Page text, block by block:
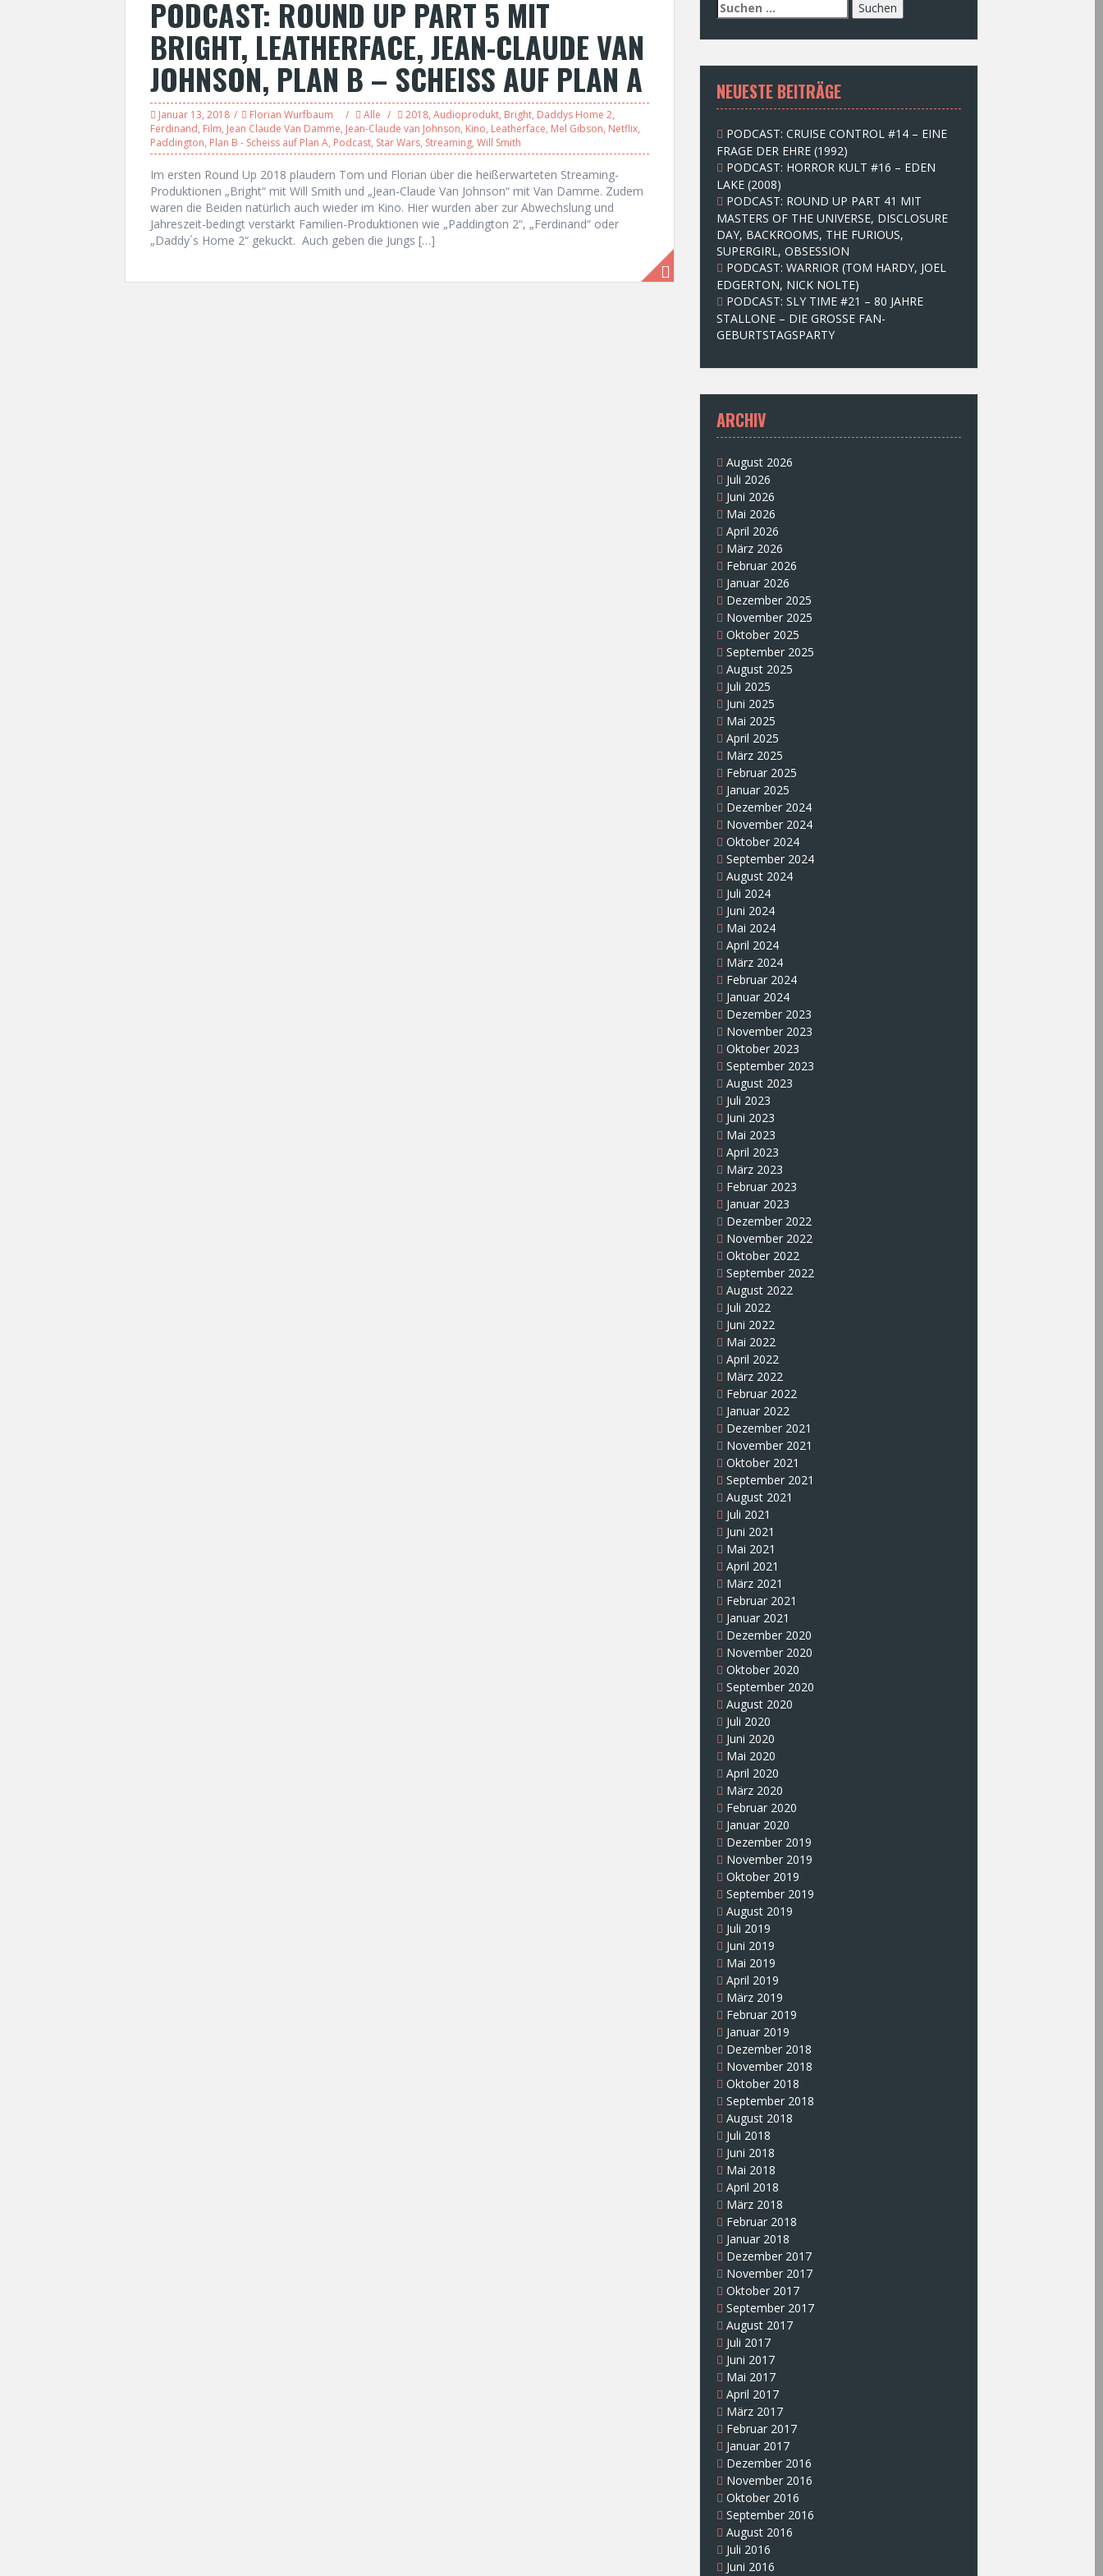
PODCAST: ROUND UP PART 5 MIT
BRIGHT, LEATHERFACE, JEAN-CLAUDE VAN
JOHNSON, PLAN B – SCHEISS AUF PLAN A
Januar 13, 2018 Florian Wurfbaum Alle 2018, Audioprodukt, Bright, Daddys Home 2,
Ferdinand, Film, Jean Claude Van Damme, Jean-Claude van Johnson, Kino, Leatherface, Mel Gibson, Netflix,
Paddington, Plan B - Scheiss auf Plan A, Podcast, Star Wars, Streaming, Will Smith
Im ersten Round Up 2018 plaudern Tom und Florian über die heißerwarteten Streaming-
Produktionen „Bright“ mit Will Smith und „Jean-Claude Van Johnson“ mit Van Damme. Zudem
waren die Beiden natürlich auch wieder im Kino. Hier wurden aber zur Abwechslung und
Jahreszeit-bedingt verstärkt Familien-Produktionen wie „Paddington 2“, „Ferdinand“ oder
„Daddy´s Home 2“ gekuckt. Auch geben die Jungs […]
S
u
c
e
n
n
c
h
:
NEUESTE BEITRÄGE
PODCAST: CRUISE CONTROL #14 – EINE
FRAGE DER EHRE (1992)
PODCAST: HORROR KULT #16 – EDEN
LAKE (2008)
PODCAST: ROUND UP PART 41 MIT
MASTERS OF THE UNIVERSE, DISCLOSURE
DAY, BACKROOMS, THE FURIOUS,
SUPERGIRL, OBSESSION
PODCAST: WARRIOR (TOM HARDY, JOEL
EDGERTON, NICK NOLTE)
PODCAST: SLY TIME #21 – 80 JAHRE
STALLONE – DIE GROSSE FAN-
GEBURTSTAGSPARTY
ARCHIV
August 2026
Juli 2026
Juni 2026
Mai 2026
April 2026
März 2026
Februar 2026
Januar 2026
Dezember 2025
November 2025
Oktober 2025
September 2025
August 2025
Juli 2025
Juni 2025
Mai 2025
April 2025
März 2025
Februar 2025
Januar 2025
Dezember 2024
November 2024
Oktober 2024
September 2024
August 2024
Juli 2024
Juni 2024
Mai 2024
April 2024
März 2024
Februar 2024
Januar 2024
Dezember 2023
November 2023
Oktober 2023
September 2023
August 2023
Juli 2023
Juni 2023
Mai 2023
April 2023
März 2023
Februar 2023
Januar 2023
Dezember 2022
November 2022
Oktober 2022
September 2022
August 2022
Juli 2022
Juni 2022
Mai 2022
April 2022
März 2022
Februar 2022
Januar 2022
Dezember 2021
November 2021
Oktober 2021
September 2021
August 2021
Juli 2021
Juni 2021
Mai 2021
April 2021
März 2021
Februar 2021
Januar 2021
Dezember 2020
November 2020
Oktober 2020
September 2020
August 2020
Juli 2020
Juni 2020
Mai 2020
April 2020
März 2020
Februar 2020
Januar 2020
Dezember 2019
November 2019
Oktober 2019
September 2019
August 2019
Juli 2019
Juni 2019
Mai 2019
April 2019
März 2019
Februar 2019
Januar 2019
Dezember 2018
November 2018
Oktober 2018
September 2018
August 2018
Juli 2018
Juni 2018
Mai 2018
April 2018
März 2018
Februar 2018
Januar 2018
Dezember 2017
November 2017
Oktober 2017
September 2017
August 2017
Juli 2017
Juni 2017
Mai 2017
April 2017
März 2017
Februar 2017
Januar 2017
Dezember 2016
November 2016
Oktober 2016
September 2016
August 2016
Juli 2016
Juni 2016